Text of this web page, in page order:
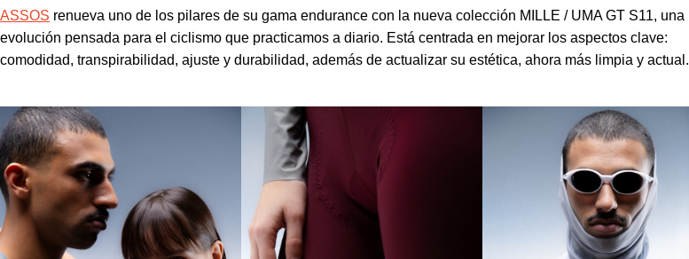
ASSOS renueva uno de los pilares de su gama endurance con la nueva colección MILLE / UMA GT S11, una
evolución pensada para el ciclismo que practicamos a diario. Está centrada en mejorar los aspectos clave:
comodidad, transpirabilidad, ajuste y durabilidad, además de actualizar su estética, ahora más limpia y actual.